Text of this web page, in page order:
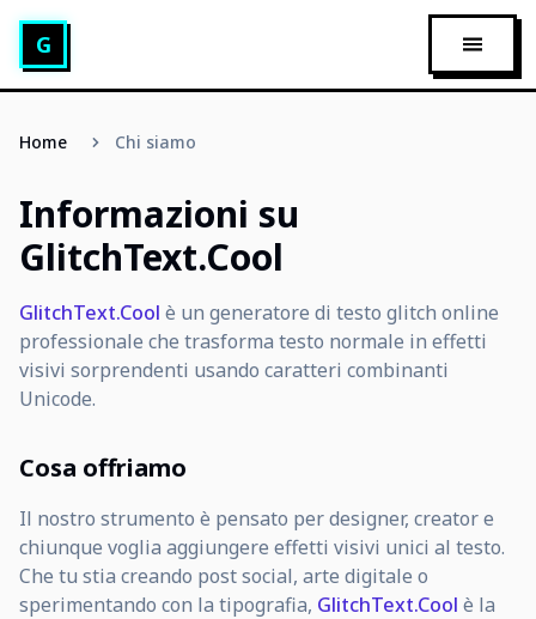
Generatore di Testo Glitch
G APRI
Home Chi siamo
Informazioni su
GlitchText.Cool
GlitchText.Cool è un generatore di testo glitch online
professionale che trasforma testo normale in effetti
visivi sorprendenti usando caratteri combinanti
Unicode.
Cosa offriamo
Il nostro strumento è pensato per designer, creator e
chiunque voglia aggiungere effetti visivi unici al testo.
Che tu stia creando post social, arte digitale o
sperimentando con la tipografia, GlitchText.Cool è la